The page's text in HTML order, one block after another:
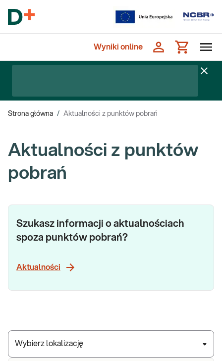
Wyniki online
Strona główna / Aktualności z punktów pobrań
Aktualności z punktów
pobrań
Wybierz lokalizację
Szukasz informacji o aktualnościach
spoza punktów pobrań?
Aktualności